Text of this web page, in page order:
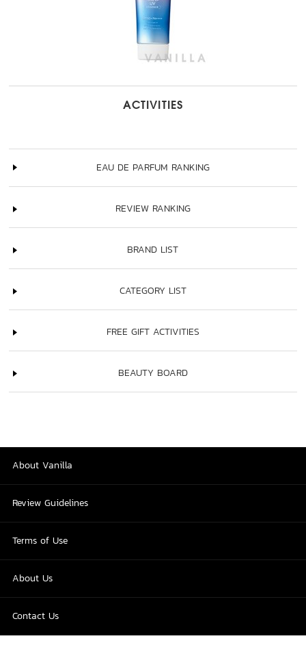
ACTIVITIES
EAU DE PARFUM RANKING
REVIEW RANKING
BRAND LIST
CATEGORY LIST
FREE GIFT ACTIVITIES
BEAUTY BOARD
About Vanilla
Review Guidelines
Terms of Use
About Us
Contact Us